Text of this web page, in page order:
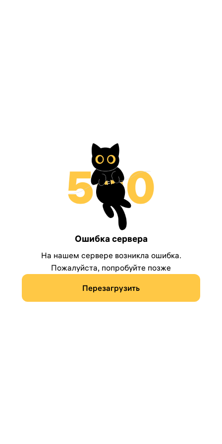
Ошибка сервера
На нашем сервере возникла ошибка.
Пожалуйста, попробуйте позже
Перезагрузить